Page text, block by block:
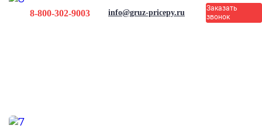
Заказать
звонок
8-800-302-9003 info@gruz-pricepy.ru